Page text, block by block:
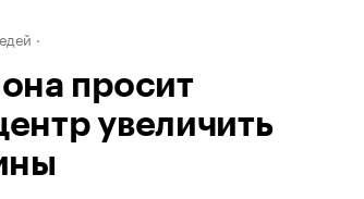
просит
увеличить